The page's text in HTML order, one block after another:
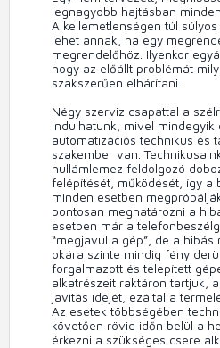
legnagyobb hajtásban
A kellemetlenségen túl
lehet annak, ha egy
megrendelőhöz. Ilyenkor
hogy az előállt problémát
szakszerűen elhárítani.
Négy szerviz csapattal a
indulhatunk, mivel mindegyik
automatizációs technikus és
szakember van.
hullámlemez feldolgozó
felépítését, működését, így a
minden esetben
pontosan meghatározni a
esetben már a
“megjavul a gép”, de a hibás
okára szinte mindig fény
forgalmazott és telepített
alkatrészeit raktáron tartjuk,
javítás idejét, ezáltal a
Az esetek többségében
követően rövid időn belül a
érkezni a szükséges csere